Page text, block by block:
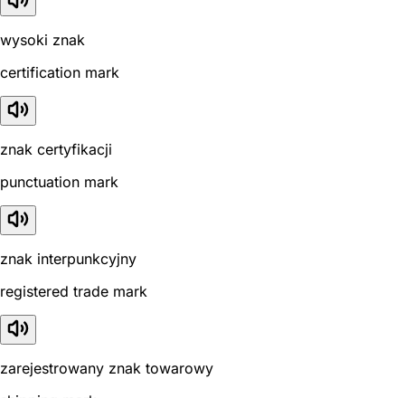
wysoki znak
certification mark
znak certyfikacji
punctuation mark
znak interpunkcyjny
registered trade mark
zarejestrowany znak towarowy